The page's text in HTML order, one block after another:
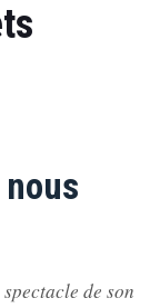
de son